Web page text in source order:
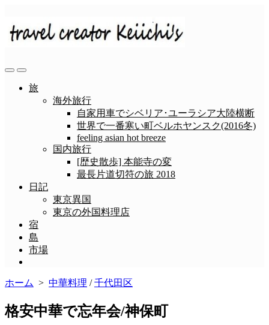
ン
テ
へ
検
メ
ニ 旅
海外旅行
自家用車でシベリア･ユーラシア大陸横断
世界で一番寒い町ベルホヤンスク(2016冬)
feeling asian hot breeze
国内旅行
[歴史散歩] 本能寺の変
最長片道切符の旅 2018
日記
東京異国
東京の外国料理店
宿
島
市場
ュ
を
閉
ホーム > 中華料理 /千代田区
格安中華で忘年会/神保町